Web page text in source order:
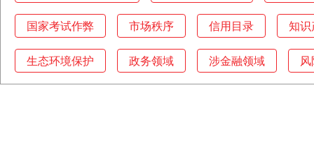
国家考试作弊 市场秩序 信用目录 知
生态环境保护 政务领域 涉金融领域